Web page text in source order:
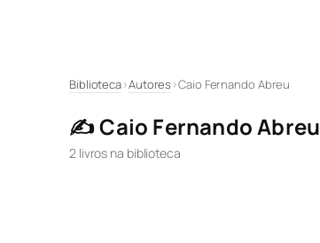
conteúdo
Biblioteca›Autores›Caio Fernando Abreu
✍️ Caio Fernando Abreu
2 livros na biblioteca